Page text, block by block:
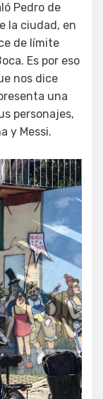
Pedro de
la ciudad, en
de límite
Es por eso
nos dice
una
personajes,
y Messi.